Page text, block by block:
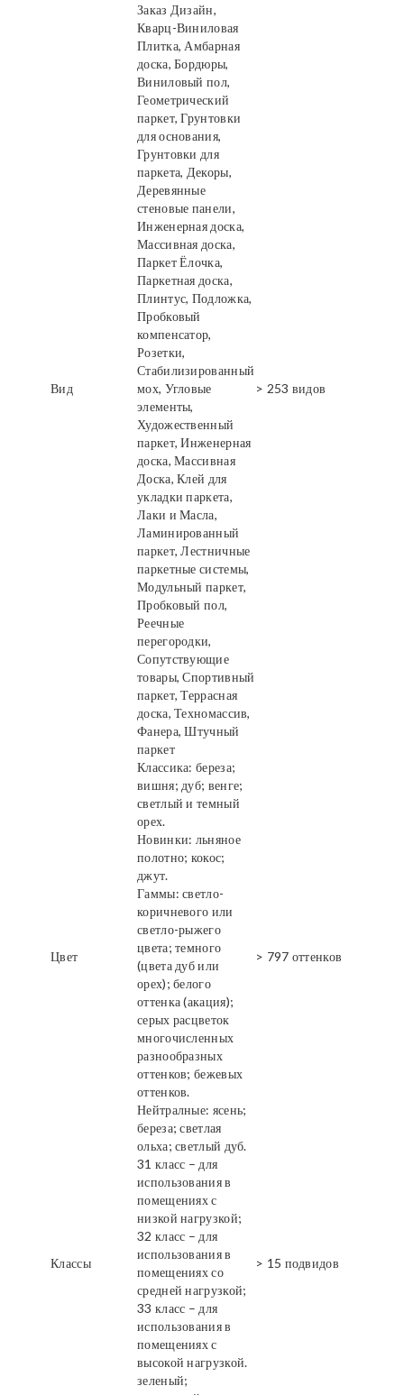
Заказ Дизайн,
Вид
Кварц-Виниловая
Плитка, Амбарная
доска, Бордюры,
Виниловый пол,
Геометрический
паркет, Грунтовки
для основания,
Грунтовки для
паркета, Декоры,
Деревянные
стеновые панели,
Инженерная доска,
Массивная доска,
Паркет Ёлочка,
Паркетная доска,
Плинтус, Подложка,
Пробковый
компенсатор,
Розетки,
Стабилизированный
мох, Угловые
элементы,
Художественный
паркет, Инженерная
доска, Массивная
Доска, Клей для
укладки паркета,
Лаки и Масла,
Ламинированный
паркет, Лестничные
паркетные системы,
Модульный паркет,
Пробковый пол,
Реечные
перегородки,
Сопутствующие
товары, Спортивный
паркет, Террасная
доска, Техномассив,
Фанера, Штучный
паркет
> 253 видов
Цвет
Классика: береза;
вишня; дуб; венге;
светлый и темный
орех.
Новинки: льняное
полотно; кокос;
джут.
Гаммы: светло-
коричневого или
светло-рыжего
цвета; темного
(цвета дуб или
орех); белого
оттенка (акация);
серых расцветок
многочисленных
разнообразных
оттенков; бежевых
оттенков.
Нейтралные: ясень;
береза; светлая
ольха; светлый дуб.
> 797 оттенков
Классы
31 класс – для
использования в
помещениях с
низкой нагрузкой;
32 класс – для
использования в
помещениях со
средней нагрузкой;
33 класс – для
использования в
помещениях с
высокой нагрузкой.
> 15 подвидов
зеленый;